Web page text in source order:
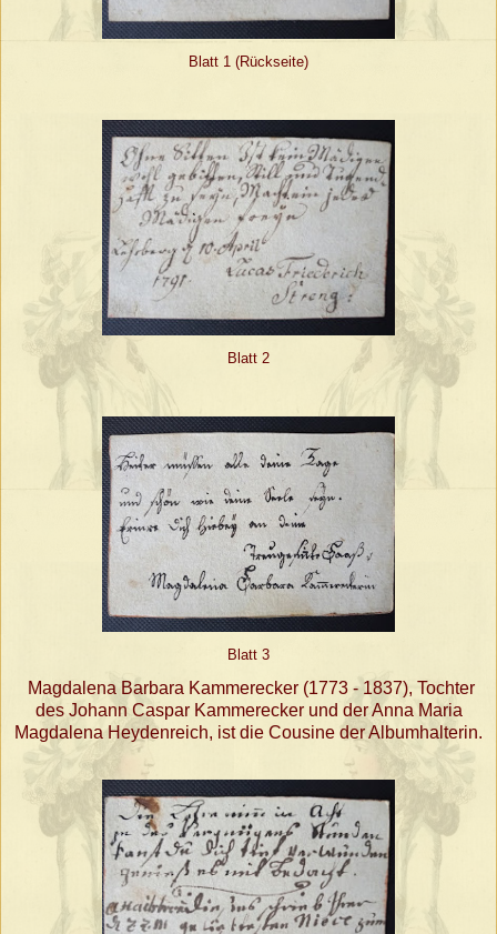
Blatt 1 (Rückseite)
Blatt 2
Blatt 3
Magdalena Barbara Kammerecker (1773 - 1837), Tochter
des Johann Caspar Kammerecker und der Anna Maria
Magdalena Heydenreich, ist die Cousine der Albumhalterin.